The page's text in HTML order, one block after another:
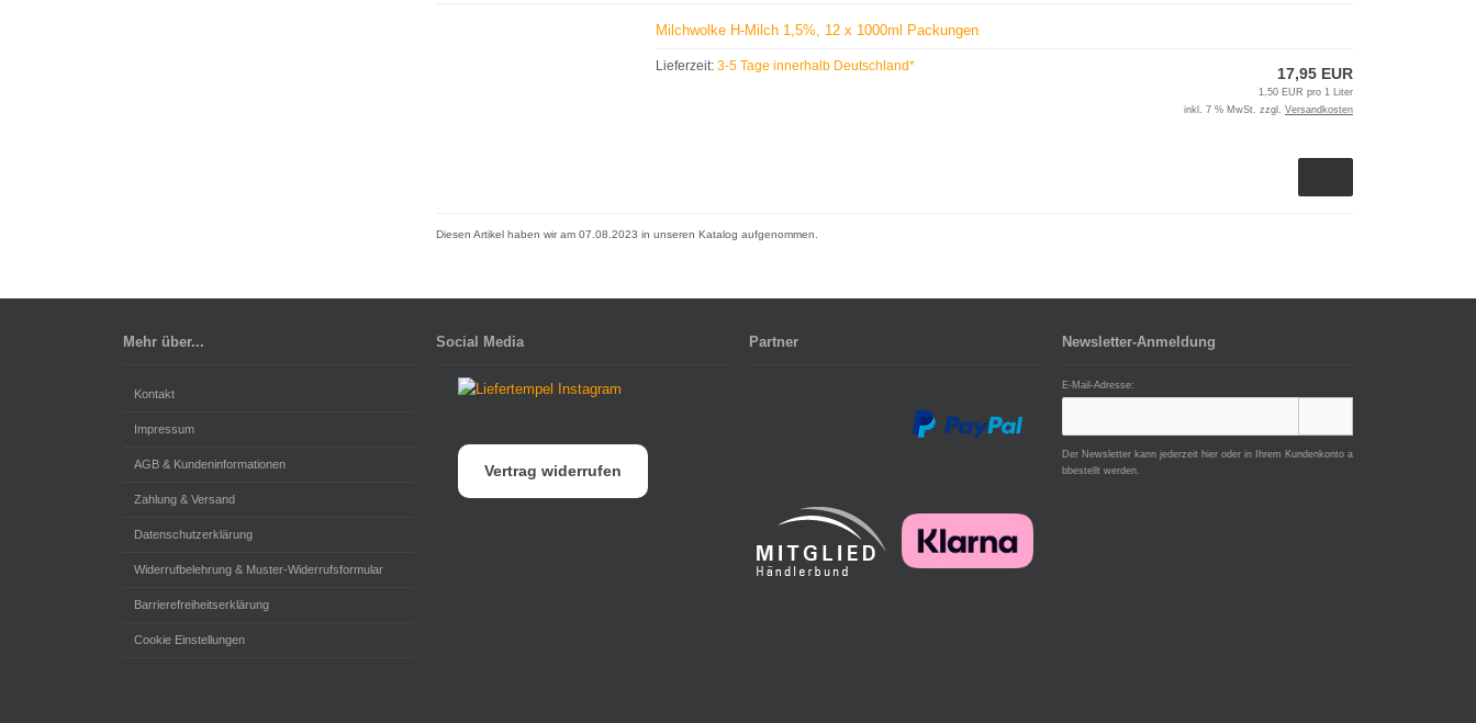
Milchwolke H-Milch 1,5%, 12 x 1000ml Packungen
Lieferzeit:3-5 Tage innerhalb Deutschland* 17,95 EUR
1,50 EUR pro 1 Liter
inkl. 7 % MwSt. zzgl. Versandkosten
Diesen Artikel haben wir am 07.08.2023 in unseren Katalog aufgenommen.
Mehr über...
Kontakt
Impressum
AGB & Kundeninformationen
Zahlung & Versand
Datenschutzerklärung
Widerrufbelehrung & Muster-Widerrufsformular
Barrierefreiheitserklärung
Cookie Einstellungen
Social Media
Vertrag widerrufen
Partner Newsletter-Anmeldung
E-Mail-Adresse:
Der Newsletter kann jederzeit hier oder in Ihrem Kundenkonto a
bbestellt werden.